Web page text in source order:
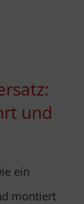
und
ein
montiert